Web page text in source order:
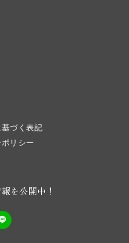
づく表記
リシー
を公開中！